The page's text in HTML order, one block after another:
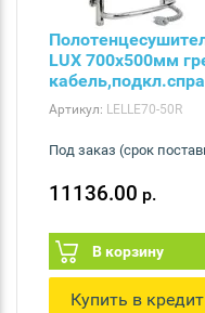
LUX 700х500мм
Артикул: LELLE70-50R
Под заказ (срок
11136.00 р.
В корзину
Купить в кредит